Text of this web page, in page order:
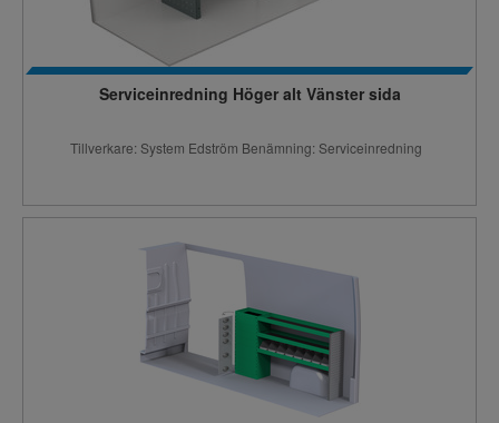
Serviceinredning Höger alt Vänster sida
Tillverkare: System Edström Benämning: Serviceinredning